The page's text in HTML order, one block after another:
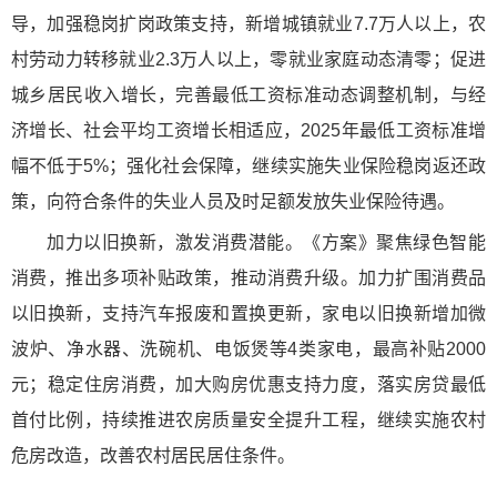
导，加强稳岗扩岗政策支持，新增城镇就业7.7万人以上，农
村劳动力转移就业2.3万人以上，零就业家庭动态清零；促进
城乡居民收入增长，完善最低工资标准动态调整机制，与经
济增长、社会平均工资增长相适应，2025年最低工资标准增
幅不低于5%；强化社会保障，继续实施失业保险稳岗返还政
策，向符合条件的失业人员及时足额发放失业保险待遇。
加力以旧换新，激发消费潜能。《方案》聚焦绿色智能
消费，推出多项补贴政策，推动消费升级。加力扩围消费品
以旧换新，支持汽车报废和置换更新，家电以旧换新增加微
波炉、净水器、洗碗机、电饭煲等4类家电，最高补贴2000
元；稳定住房消费，加大购房优惠支持力度，落实房贷最低
首付比例，持续推进农房质量安全提升工程，继续实施农村
危房改造，改善农村居民居住条件。